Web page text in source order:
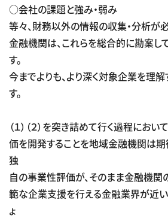
○会社の課題と強み・弱み
等々、財務以外の情報の収集・分析が
金融機関は、これらを総合的に勘案し
す。
今までよりも、より深く対象企業を理
す。
（１）（２）を突き詰めて行く過程にお
価を開発することを地域金融機関は期
独
自の事業性評価が、そのまま金融機関
範な企業支援を行える金融業界が近
ょ